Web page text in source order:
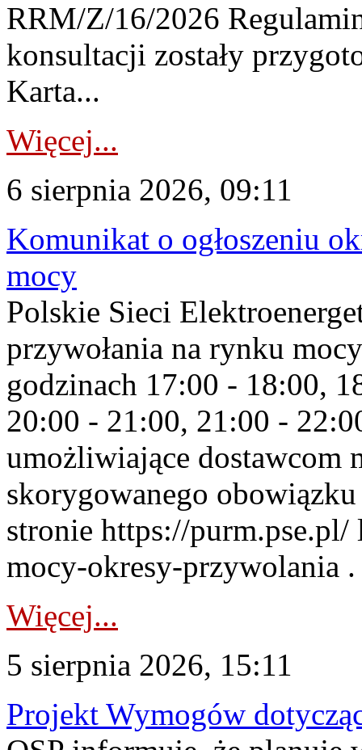
RRM/Z/16/2026
konsultacji zostały
Karta...
Więcej...
6 sierpnia 2026, 09:11
Komunikat o ogłoszeniu
mocy
Polskie Sieci
przywołania na rynku
godzinach 17:00 - 18:00,
20:00 - 21:00, 21:00 -
umożliwiające dostawcom
skorygowanego
stronie https://
mocy-okresy-przywolania
Więcej...
5 sierpnia 2026, 15:11
Projekt Wymogów